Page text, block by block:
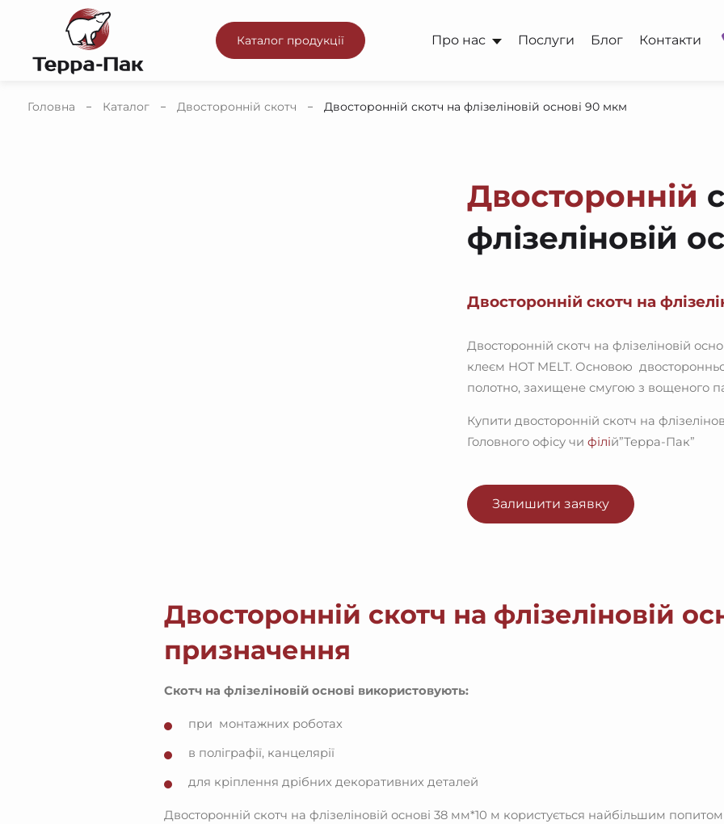
Каталог продукції Про нас Послуги Блог Контакти
Головна Каталог Двосторонній скотч Двосторонній скотч на флізеліновій основі 90 мкм
Двосторонній
флізеліновій
Двосторонній скотч на
Двосторонній скотч на флізеліновій
клеєм HOT MELT. Основою
полотно, захищене смугою з вощеного
Купити двосторонній скотч на
Головного офісу чифілій”Терра-Пак”
Залишити заявку
Двосторонній скотч на флізеліновій
призначення
Скотч на флізеліновій основі використовують:
при монтажних роботах
в поліграфії, канцелярії
для кріплення дрібних декоративних деталей
Двосторонній скотч на флізеліновій основі 38 мм*10 м користується найбільшим